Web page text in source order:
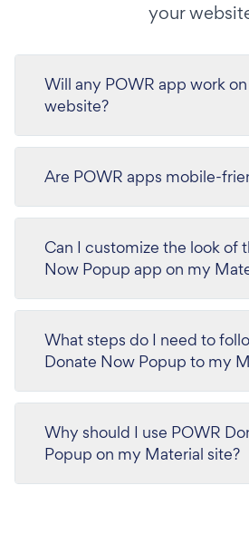
your
Will any POWR app work
website?
Are POWR apps mobile-
Can I customize the look of
Now Popup app on my
What steps do I need to
Donate Now Popup to my
Why should I use POWR
Popup on my Material site?